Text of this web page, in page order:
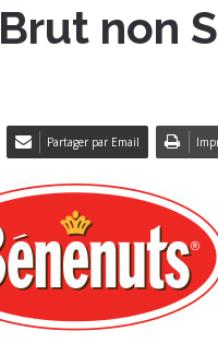
non
Partager par Email